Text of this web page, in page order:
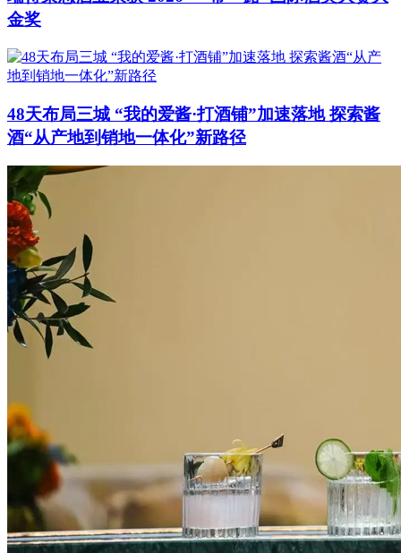
金奖
48天布局三城 “我的爱酱·打酒铺”加速落地 探索酱
酒“从产地到销地一体化”新路径